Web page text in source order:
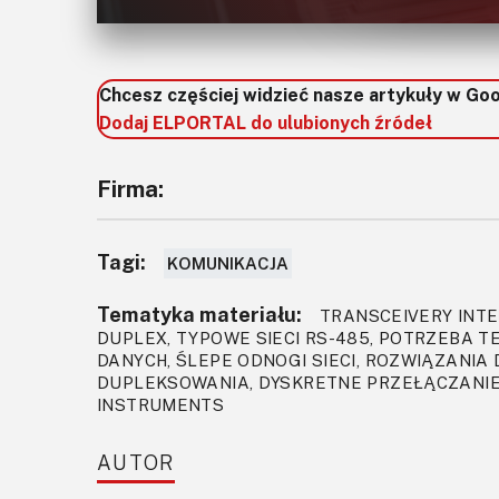
czemu uzyskuje się wysoką efektywną
odbywało się w różnych momentach
sieciowego (w porównaniu z siecią z full-
Większość transceiverów RS-485
lub full-duplex, co oznacza, że różne
Jest to pierwszy problem dla projektantów
interfejs full-, czy half-duplex.
Chcesz częściej widzieć nasze artykuły w
Dodaj ELPORTAL do ulubionych źródeł
Firma:
Tagi: KOMUNIKACJA
Tematyka materiału:
TRANSCEIVERY
DUPLEX, TYPOWE SIECI RS-485, POTRZEBA
DANYCH, ŚLEPE ODNOGI SIECI,
DUPLEKSOWANIA, DYSKRETNE
INSTRUMENTS
AUTOR